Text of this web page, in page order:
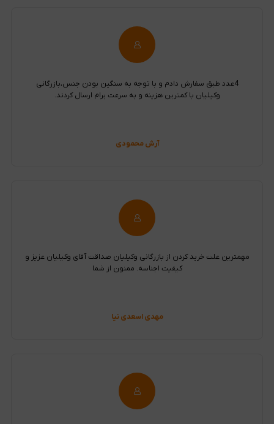
4عدد طبق سفارش دادم و با توجه به سنگین بودن جنس،بازرگانی
وکیلیان با کمترین هزینه و به سرعت برام ارسال کردند.
آرش محمودی
مهمترین علت خرید کردن از بازرگانی وکیلیان صداقت آقای وکیلیان عزیز و
کیفیت اجناسه. ممنون از شما
مهدی اسعدی نیا